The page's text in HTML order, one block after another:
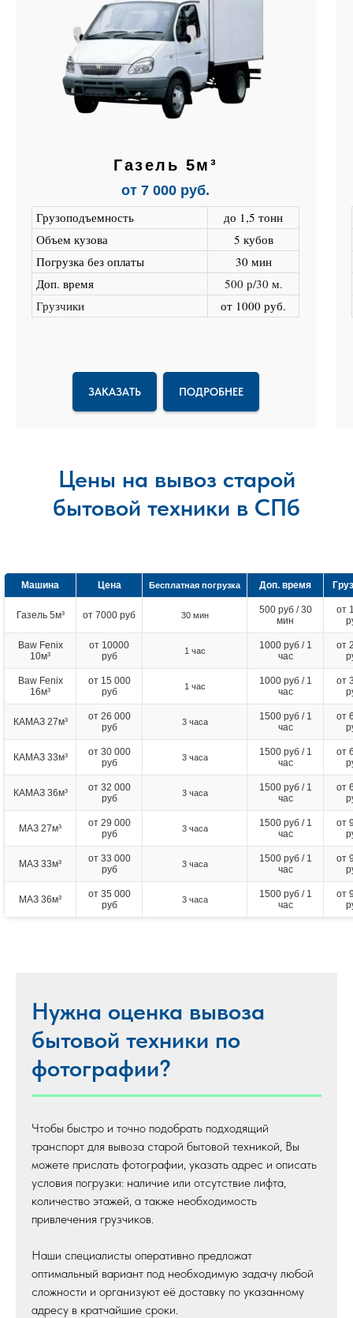
Газель 5м³
от 7 000 руб.
Грузоподъемность
до 1,5 тонн
Объем кузова
5 кубов
Погрузка без оплаты
30 мин
Доп. время
500 р/30 м.
Грузчики
от 1000 руб.
ЗАКАЗАТЬ ПОДРОБНЕЕ
Цены на вывоз старой
бытовой техники в СПб
Машина Цена Бесплатная погрузка Доп. время
Газель 5м³ от 7000 руб 30 мин
500 руб / 30
мин
от
Baw Fenix
10м³
от 10000
руб
1 час
1000 руб / 1
час
от
Baw Fenix
16м³
от 15 000
руб
1 час
1000 руб / 1
час
от
КАМАЗ 27м³
от 26 000
руб
3 часа
1500 руб / 1
час
от
КАМАЗ 33м³
от 30 000
руб
3 часа
1500 руб / 1
час
от
КАМАЗ 36м³
от 32 000
руб
3 часа
1500 руб / 1
час
от
МАЗ 27м³
от 29 000
руб
3 часа
1500 руб / 1
час
от
МАЗ 33м³
от 33 000
руб
3 часа
1500 руб / 1
час
от
МАЗ 36м³
от 35 000
руб
3 часа
1500 руб / 1
час
от
Нужна оценка вывоза
бытовой техники по
фотографии?
Чтобы быстро и точно подобрать подходящий
транспорт для вывоза старой бытовой техникой, Вы
можете прислать фотографии, указать адрес и описать
условия погрузки: наличие или отсутствие лифта,
количество этажей, а также необходимость
привлечения грузчиков.
Наши специалисты оперативно предложат
оптимальный вариант под необходимую задачу любой
сложности и организуют её доставку по указанному
адресу в кратчайшие сроки.